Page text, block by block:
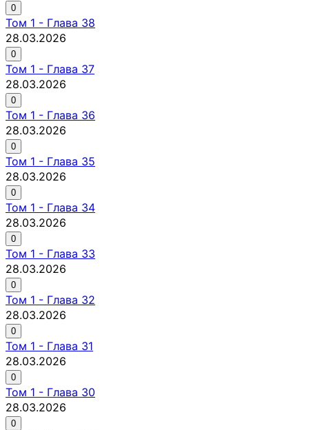
0
Том 1 - Глава 38
28.03.2026
0
Том 1 - Глава 37
28.03.2026
0
Том 1 - Глава 36
28.03.2026
0
Том 1 - Глава 35
28.03.2026
0
Том 1 - Глава 34
28.03.2026
0
Том 1 - Глава 33
28.03.2026
0
Том 1 - Глава 32
28.03.2026
0
Том 1 - Глава 31
28.03.2026
0
Том 1 - Глава 30
28.03.2026
0